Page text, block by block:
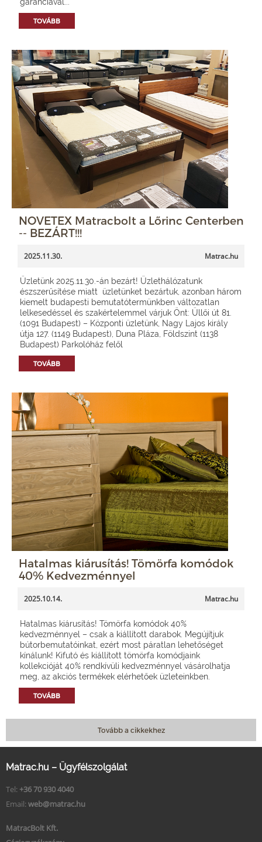
TOVÁBB
NOVETEX Matracbolt a Lőrinc Centerben
-- BEZÁRT!!!
2025.11.30. Matrac.hu
Üzletünk 2025.11.30.-án bezárt! Üzlethálózatunk
észszerűsítése miatt üzletünket bezártuk, azonban három
kiemelt budapesti bemutatótermünkben változatlan
lelkesedéssel és szakértelemmel várjuk Önt: Üllői út 81.
(1091 Budapest) – Központi üzletünk, Nagy Lajos király
útja 127. (1149 Budapest), Duna Pláza, Földszint (1138
Budapest) Parkolóház felől
TOVÁBB
Hatalmas kiárusítás! Tömörfa komódok
40% Kedvezménnyel
2025.10.14. Matrac.hu
Hatalmas kiárusítás! Tömörfa komódok 40%
kedvezménnyel – csak a kiállított darabok. Megújítjuk
bútorbemutatóinkat, ezért most páratlan lehetőséget
kínálunk! Kifutó és kiállított tömörfa komódjaink
kollekcióját 40% rendkívüli kedvezménnyel vásárolhatja
meg, az akciós termékek elérhetőek üzleteinkben.
TOVÁBB
Tovább a cikkekhez
Matrac.hu – Ügyfélszolgálat
Tel: +36 70 930 4040
Email: web@matrac.hu
MatracBolt Kft.